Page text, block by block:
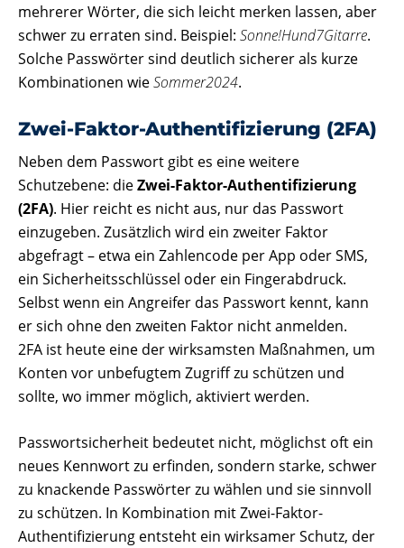
mehrerer Wörter, die sich leicht merken lassen, aber
schwer zu erraten sind. Beispiel: Sonne!Hund7Gitarre.
Solche Passwörter sind deutlich sicherer als kurze
Kombinationen wieSommer2024.
Zwei-Faktor-Authentifizierung (2FA)
Neben dem Passwort gibt es eine weitere
Schutzebene: dieZwei-Faktor-Authentifizierung
(2FA). Hier reicht es nicht aus, nur das Passwort
einzugeben. Zusätzlich wird ein zweiter Faktor
abgefragt – etwa ein Zahlencode per App oder SMS,
ein Sicherheitsschlüssel oder ein Fingerabdruck.
Selbst wenn ein Angreifer das Passwort kennt, kann
er sich ohne den zweiten Faktor nicht anmelden.
2FA ist heute eine der wirksamsten Maßnahmen, um
Konten vor unbefugtem Zugriff zu schützen und
sollte, wo immer möglich, aktiviert werden.
Passwortsicherheit bedeutet nicht, möglichst oft ein
neues Kennwort zu erfinden, sondern starke, schwer
zu knackende Passwörter zu wählen und sie sinnvoll
zu schützen. In Kombination mit Zwei-Faktor-
Authentifizierung entsteht ein wirksamer Schutz, der